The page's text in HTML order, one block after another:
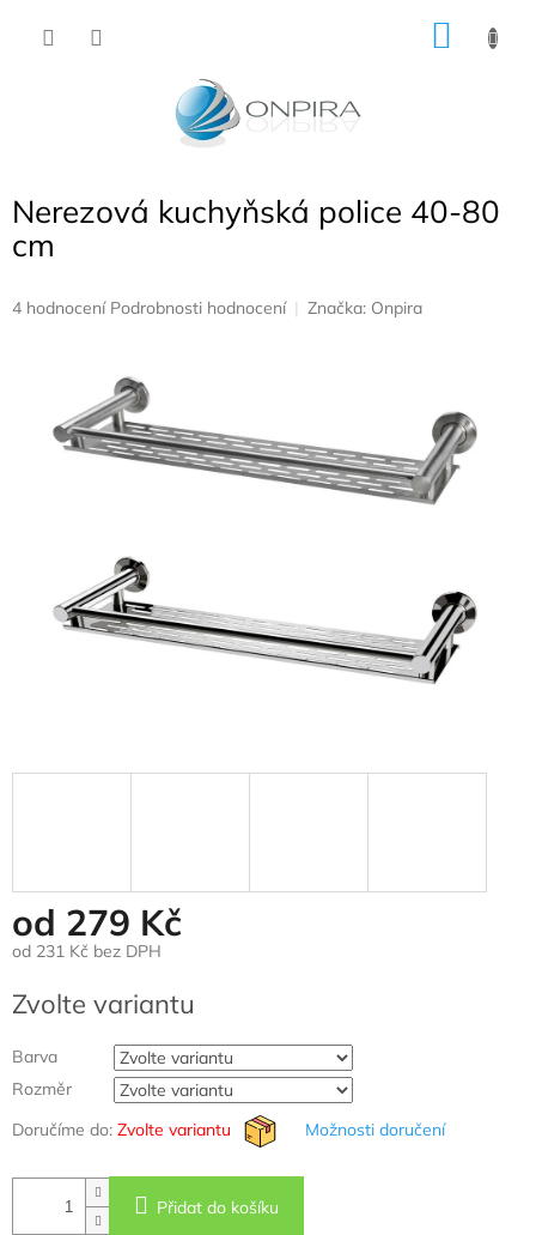
Nerezová kuchyňská police 40-80
cm
Průměrné
4 hodnocení Podrobnosti hodnocení Značka: Onpira
od 279 Kč
od 231 Kč bez DPH
cena:
Zvolte variantu
Barva
Rozměr
Doručíme do: Zvolte variantu Možnosti doručení
Přidat do košíku